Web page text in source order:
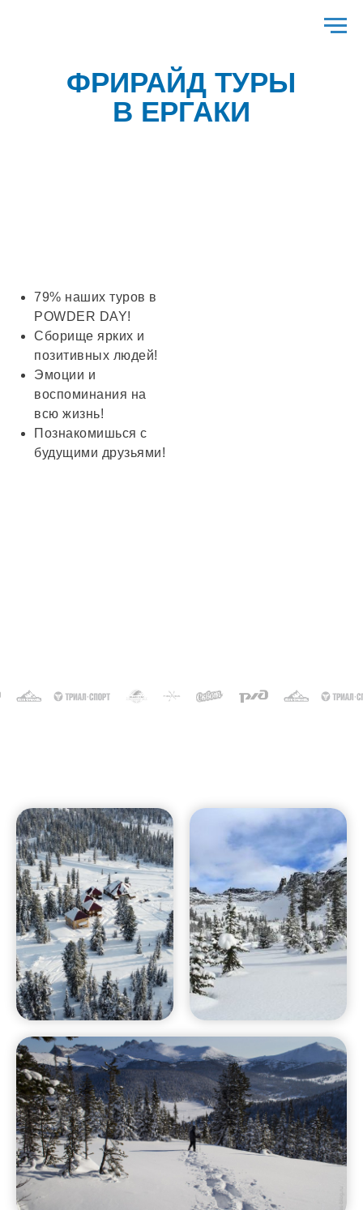
79% наших туров в
POWDER DAY!
Сборище ярких и
позитивных людей!
Эмоции и
воспоминания на
всю жизнь!
Познакомишься с
будущими друзьями!
ФРИРАЙД ТУРЫ
В ЕРГАКИ